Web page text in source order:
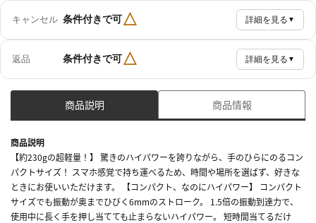
キャンセル 条件付きで可△ 詳細を見る ▼
返品 条件付きで可△ 詳細を見る ▼
商品説明 商品情報
商品説明
【約230gの超軽量！】 驚きのハイパワーを誇りながら、手のひらにのるコン
パクトサイズ！ スマホ感覚で持ち運べるため、時間や場所を選ばず、好きな
ときにお使いいただけます。 【コンパクト、なのにハイパワー】 コンパクト
サイズでも振動が奥までひびく6mmのストローク。 1.5倍の振動到達力で、
使用中に長く手を押し当てても止まらないハイパワー。 短時間当てるだけ